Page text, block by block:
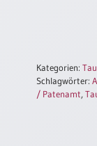
Kategorien:
Schlagwörter:
/ Patenamt,